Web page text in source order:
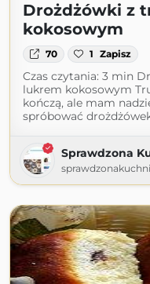
Drożdżówki z
kokosowym
70 1 Zapisz
Czas czytania: 3 min
lukrem kokosowym
kończą, ale mam
spróbować
Sprawdzona